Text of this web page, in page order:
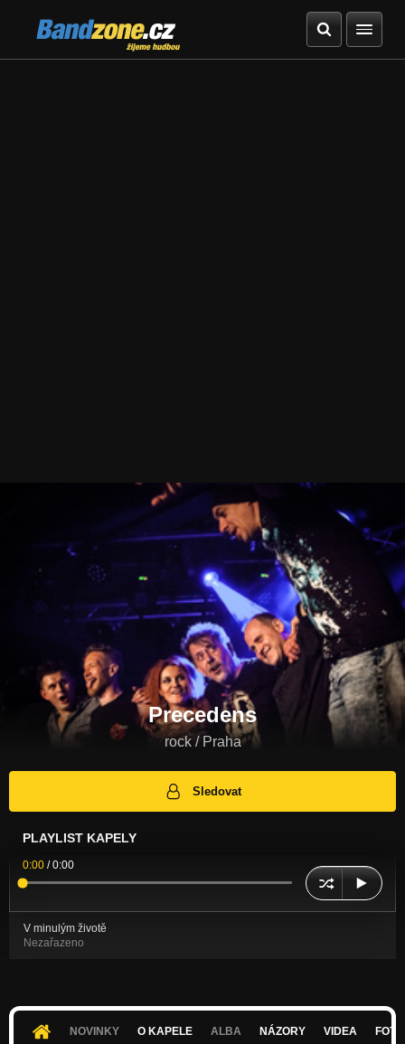
Bandzone.cz
žijeme hudbou
Precedens
rock / Praha
Sledovat
PLAYLIST KAPELY
0:00 /0:00
V minulým životě
Nezařazeno
NOVINKY O KAPELE ALBA NÁZORY VIDEA